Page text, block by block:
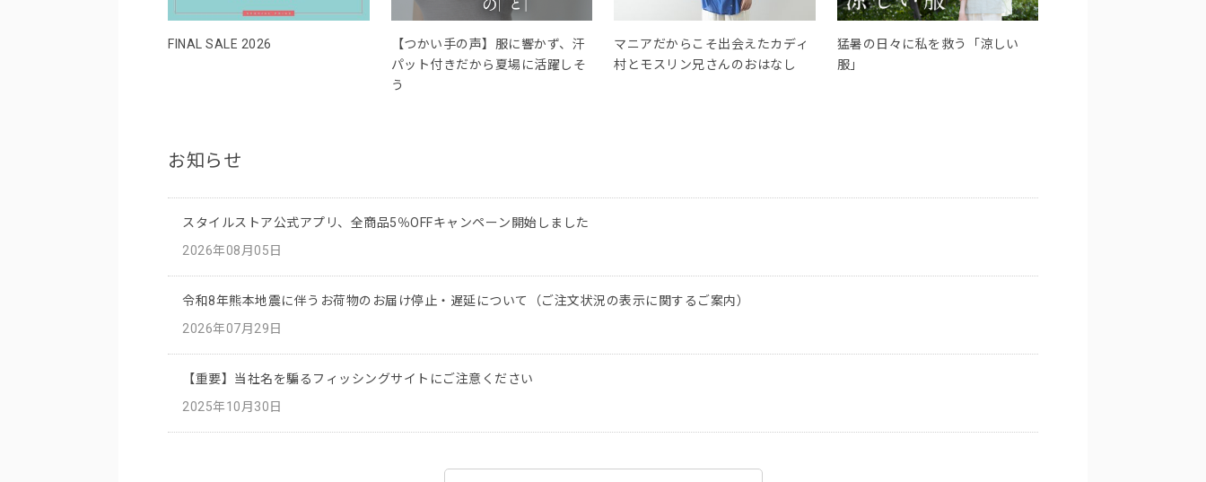
FINAL SALE 2026
【つかい手の声】服に響かず、汗
パット付きだから夏場に活躍しそ
う
マニアだからこそ出会えたカディ
村とモスリン兄さんのおはなし
猛暑の日々に私を救う「涼しい
服」
お知らせ
スタイルストア公式アプリ、全商品5％OFFキャンペーン開始しました
2026年08月05日
令和8年熊本地震に伴うお荷物のお届け停止・遅延について（ご注文状況の表示に関するご案内）
2026年07月29日
【重要】当社名を騙るフィッシングサイトにご注意ください
2025年10月30日